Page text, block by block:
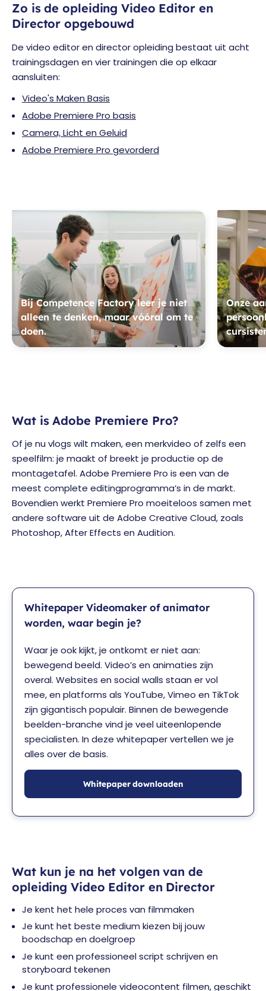
Zo is de opleiding Video Editor en
Director opgebouwd
De video editor en director opleiding bestaat uit acht
trainingsdagen en vier trainingen die op elkaar
aansluiten:
Video's Maken Basis
Adobe Premiere Pro basis
Camera, Licht en Geluid
Adobe Premiere Pro gevorderd
Bij Competence Factory leer je niet
alleen te denken, maar vóóral om te
doen.
Onze
Wat is Adobe Premiere Pro?
Of je nu vlogs wilt maken, een merkvideo of zelfs een
speelfilm: je maakt of breekt je productie op de
montagetafel. Adobe Premiere Pro is een van de
meest complete editingprogramma’s in de markt.
Bovendien werkt Premiere Pro moeiteloos samen met
andere software uit de Adobe Creative Cloud, zoals
Photoshop, After Effects en Audition.
Whitepaper Videomaker of animator
worden, waar begin je?
Waar je ook kijkt, je ontkomt er niet aan:
bewegend beeld. Video’s en animaties zijn
overal. Websites en social walls staan er vol
mee, en platforms als YouTube, Vimeo en TikTok
zijn gigantisch populair. Binnen de bewegende
beelden-branche vind je veel uiteenlopende
specialisten. In deze whitepaper vertellen we je
alles over de basis.
Whitepaper downloaden
Wat kun je na het volgen van de
opleiding Video Editor en Director
Je kent het hele proces van filmmaken
Je kunt het beste medium kiezen bij jouw
boodschap en doelgroep
Je kunt een professioneel script schrijven en
storyboard tekenen
Je kunt professionele videocontent filmen, geschikt